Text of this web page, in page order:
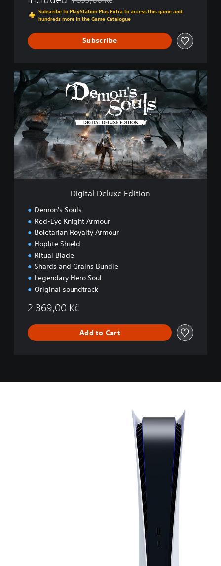
Discounted from original price of 1 899,00 Kč
Subscribe to PlayStation Plus Extra to access this game and
hundreds more in the Game Catalogue
Subscribe
D
i
g
D
e
u
x
Digital Deluxe Edition
Demon's Souls
Red-Eye Knight Armour
Boletarian Royalty Armour
Hoplite Shield
Ritual Blade
Shards and Grains Bundle
Legendary Hero Soul
Original soundtrack
2 369,00 Kč
Add to Cart